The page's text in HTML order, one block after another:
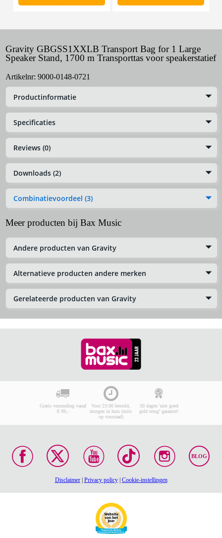
Gravity GBGSS1XXLB Transport Bag for 1 Large
Speaker Stand, 1700 m Transporttas voor speakerstatief
Artikelnr: 9000-0148-0721
Productinformatie
Specificaties
Reviews (0)
Downloads (2)
Combinatievoordeel (3)
Meer producten bij Bax Music
Andere producten van Gravity
Alternatieve producten andere merken
Gerelateerde producten van Gravity
Gratis verzending vanaf
€ 99,-
Voor 23:00 besteld,
morgen in huis (mits
op voorraad)
30 dagen 'niet goed
geld terug' garantie!
BLOG
Disclaimer| Privacy policy| Cookie-instellingen